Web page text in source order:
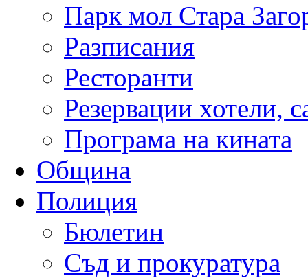
Парк мол Стара
Разписания
Ресторанти
Резервации хотели,
Програма на кината
Община
Полиция
Бюлетин
Съд и прокуратура